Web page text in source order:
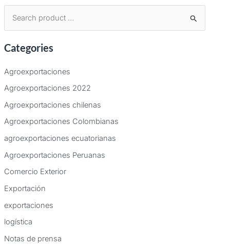
s
p
o
r
:
Categories
Agroexportaciones
Agroexportaciones 2022
Agroexportaciones chilenas
Agroexportaciones Colombianas
agroexportaciones ecuatorianas
Agroexportaciones Peruanas
Comercio Exterior
Exportación
exportaciones
logística
Notas de prensa